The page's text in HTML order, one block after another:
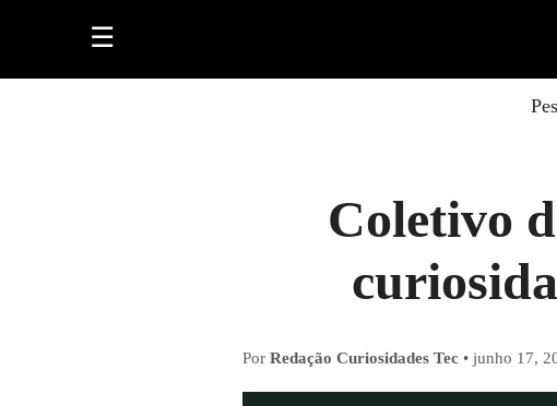
☰
Coletivo
Por Redação Curiosidades Tec • junho 17,